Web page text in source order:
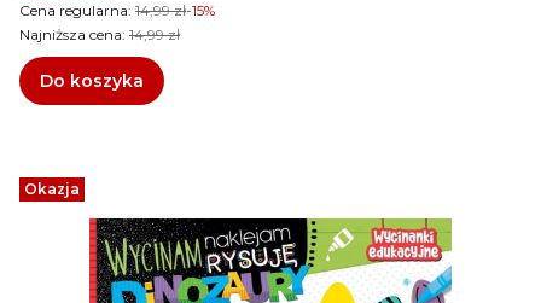
Cena regularna: 14,99 zł-15%
Najniższa cena: 14,99 zł
Do koszyka
Okazja